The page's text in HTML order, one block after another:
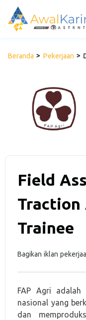
Beranda Pekerjaan
Field
Traction
Trainee
Bagikan iklan
FAP Agri adalah
nasional yang
dan